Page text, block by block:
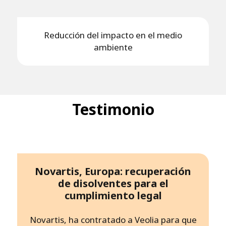
Reducción del impacto en el medio
ambiente
Testimonio
Novartis, Europa: recuperación
de disolventes para el
cumplimiento legal
Novartis, ha contratado a Veolia para que